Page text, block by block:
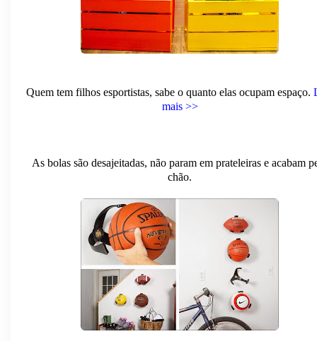
Quem tem filhos esportistas, sabe o quanto elas ocupam espaço.
mais >>
As bolas são desajeitadas, não param em prateleiras e acabam
chão.